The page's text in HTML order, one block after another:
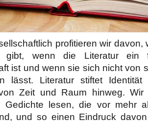
profitieren wir davon,
gibt, wenn die Literatur ein
ist und wenn sie sich nicht von
lässt. Literatur stiftet
Zeit und Raum hinweg. Wir
Gedichte lesen, die vor mehr
und so einen Eindruck